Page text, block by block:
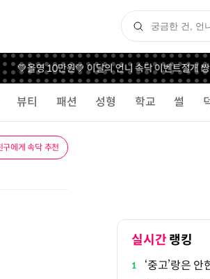
💚올영 10만원💚 이달의 언니 속닥 이벤트절개 쌍
뷰티 패션 성형 학교 썰
구에게 속닥 추천
실시간 랭킹
1 ‘중고’랑은